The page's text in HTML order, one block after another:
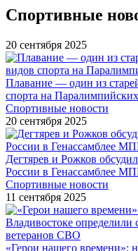
Спортивные
20 сентября 2025
Плавание — один из
спорта на
Спортивные новости
20 сентября 2025
Дегтярев и Рожков
России в Генассамблее
Спортивные новости
11 сентября 2025
«Герои нашего времени»: